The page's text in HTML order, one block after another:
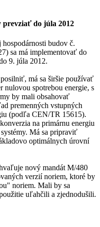
prevziať do júla 2012
hospodárnosti budov č.
sa má implementovať do
9. júla 2012.
má sa širšie používať
nulovou spotrebou energie, s
by mali obsahovať
premenných vstupných
(podľa CEN/TR 15615).
na primárnu energiu
Má sa pripraviť
optimálnych úrovní
nový mandát M/480
verzií noriem, ktoré by
noriem. Mali by sa
uľahčili a zjednodušili.